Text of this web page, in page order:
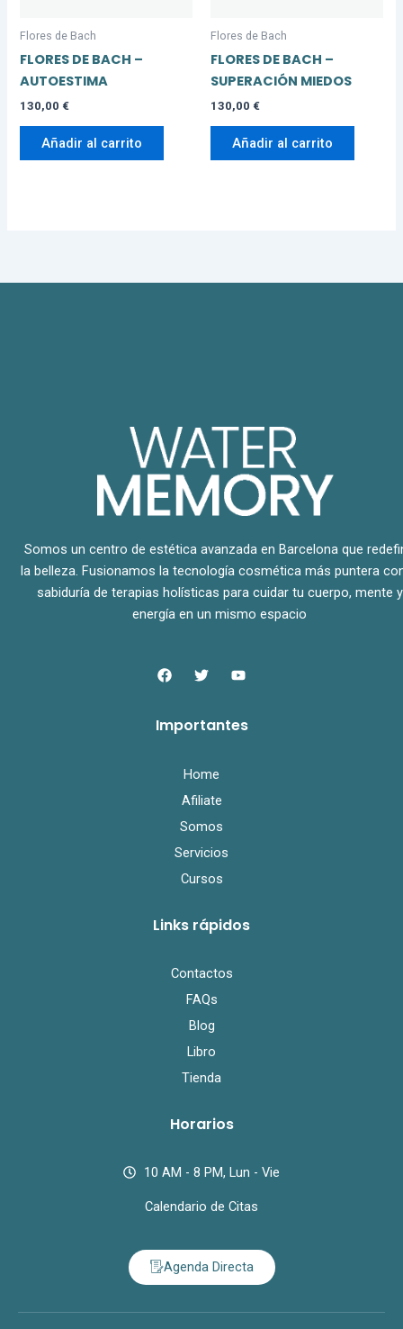
Flores de Bach
FLORES DE BACH –
AUTOESTIMA
130,00 €
Añadir al carrito
Flores de Bach
FLORES DE BACH –
SUPERACIÓN MIEDOS
130,00 €
Añadir al carrito
Somos un centro de estética avanzada en Barcelona que
la belleza. Fusionamos la tecnología cosmética más puntera
sabiduría de terapias holísticas para cuidar tu cuerpo, mente y
energía en un mismo espacio
F
a
b
T
w
t
Y
o
u
Importantes
Home
Afiliate
Somos
Servicios
Cursos
Links rápidos
Contactos
FAQs
Blog
Libro
Tienda
Horarios
10 AM - 8 PM, Lun - Vie
Calendario de Citas
Agenda Directa